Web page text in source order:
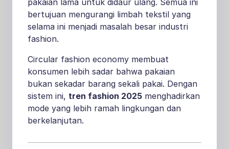
bertujuan mengurangi limbah tekstil yang
selama ini menjadi masalah besar industri
fashion.
Circular fashion economy membuat
konsumen lebih sadar bahwa pakaian
bukan sekadar barang sekali pakai. Dengan
sistem ini, tren fashion 2025 menghadirkan
mode yang lebih ramah lingkungan dan
berkelanjutan.